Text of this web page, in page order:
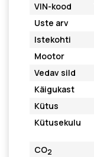
VIN-kood
Uste arv
Istekohti
Mootor
Vedav sild
Käigukast
Kütus
Kütusekulu
CO2